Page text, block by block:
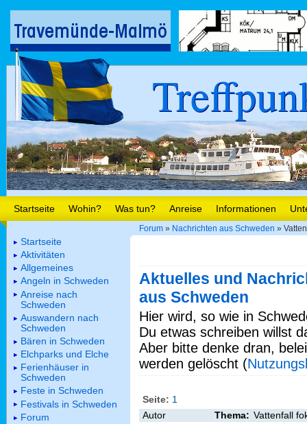
Startseite Wohin? Was tun? Anreise Informationen
Forum » Nachrichten aus Schweden »
Aktuelles und
aus Schweden
Hier wird, so wie in
Du etwas schreiben willst
Aber bitte denke dran,
werden gelöscht (
Seite: 1
Autor
Thema: Vattenfall
Startseite
Aktivitäten
Allgemeines
Angeln in Schweden
Anreise nach
Schweden
Auswandern nach
Schweden
Bären in Schweden
Elchparks und Elche
Ferienhäuser in
Schweden
Feste in Schweden
Festivals in Schweden
Forum